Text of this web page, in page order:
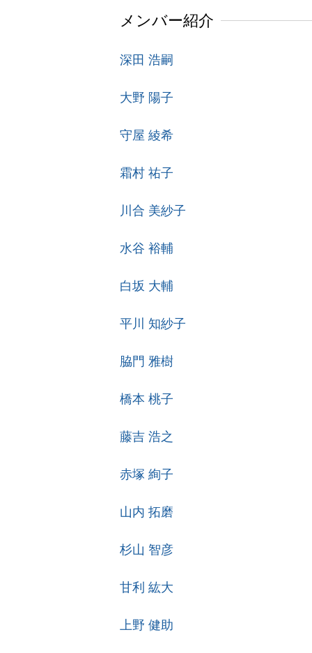
メンバー紹介
深田 浩嗣
大野 陽子
守屋 綾希
霜村 祐子
川合 美紗子
水谷 裕輔
白坂 大輔
平川 知紗子
脇門 雅樹
橋本 桃子
藤吉 浩之
赤塚 絢子
山内 拓磨
杉山 智彦
甘利 紘大
上野 健助